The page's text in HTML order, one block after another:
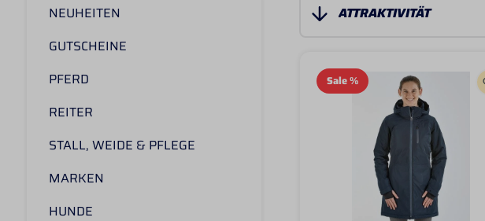
NEUHEITEN
GUTSCHEINE
PFERD
REITER
STALL, WEIDE & PFLEGE
MARKEN
HUNDE
Sale%